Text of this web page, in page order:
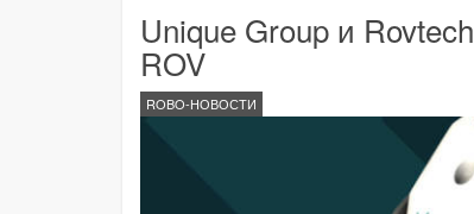
Unique Group и
ROV
ROBO-НОВОСТИ